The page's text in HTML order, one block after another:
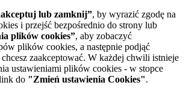
lub zamknij”, by wyrazić zgodę na
i przejść bezpośrednio do strony lub
plików cookies”, aby zobaczyć
plików cookies, a następnie podjąć
zaakceptować. W każdej chwili istnieje
ustawieniami plików cookies - w stopce
do "Zmień ustawienia Cookies".